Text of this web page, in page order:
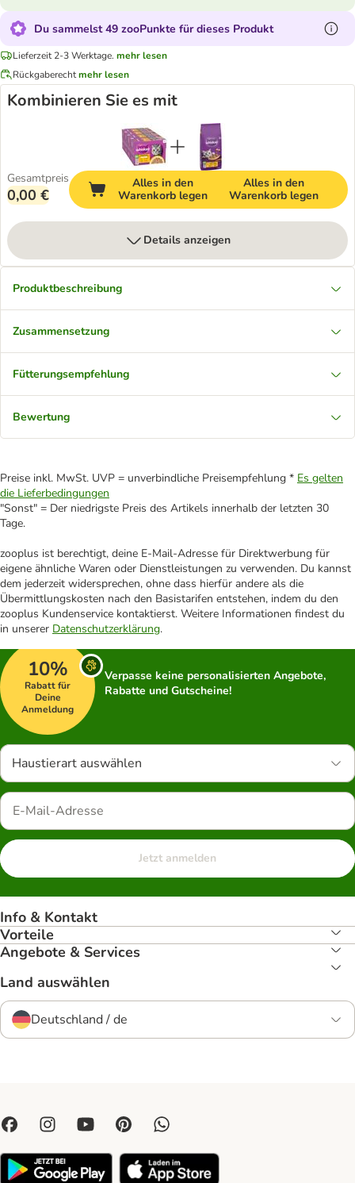
Du sammelst 49 zooPunkte für dieses Produkt
Lieferzeit 2-3 Werktage. mehr lesen
Rückgaberechtmehr lesen
Kombinieren Sie es mit
Gesamtpreis
0,00 €
Alles in den
Warenkorb legen
Alles in den
Warenkorb legen
Details anzeigen
Produktbeschreibung
Zusammensetzung
Fütterungsempfehlung
Bewertung
Preise inkl. MwSt. UVP = unverbindliche Preisempfehlung * Es gelten
die Lieferbedingungen
"Sonst" = Der niedrigste Preis des Artikels innerhalb der letzten 30
Tage.
zooplus ist berechtigt, deine E-Mail-Adresse für Direktwerbung für
eigene ähnliche Waren oder Dienstleistungen zu verwenden. Du kannst
dem jederzeit widersprechen, ohne dass hierfür andere als die
Übermittlungskosten nach den Basistarifen entstehen, indem du den
zooplus Kundenservice kontaktierst. Weitere Informationen findest du
in unserer Datenschutzerklärung.
10%
Rabatt für
Deine
Anmeldung
Verpasse keine personalisierten Angebote,
Rabatte und Gutscheine!
Haustierart auswählen
Jetzt anmelden
Info & Kontakt
Vorteile
Angebote & Services
Land auswählen
Deutschland / de